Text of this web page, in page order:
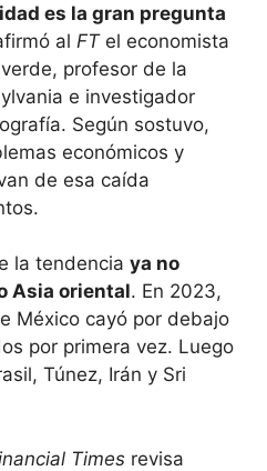
es la gran pregunta
al FT el economista
profesor de la
e investigador
Según sostuvo,
económicos y
de esa caída
la tendencia ya no
Asia oriental. En 2023,
México cayó por debajo
por primera vez. Luego
Túnez, Irán y Sri
Times revisa